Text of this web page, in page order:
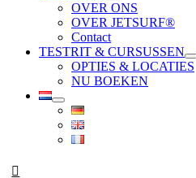
OVER ONS
OVER JETSURF®
Contact
TESTRIT & CURSUSSEN
OPTIES & LOCATIES
NU BOEKEN